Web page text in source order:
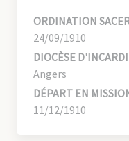
ORDINATION
24/09/1910
DIOCÈSE
Angers
DÉPART EN
11/12/1910